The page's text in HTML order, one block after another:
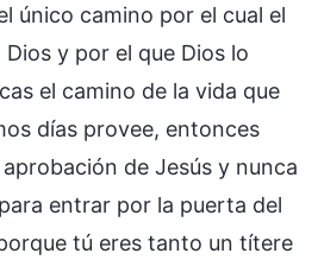
único camino por el cual el
y por el que Dios lo
el camino de la vida que
días provee, entonces
de Jesús y nunca
entrar por la puerta del
tú eres tanto un títere